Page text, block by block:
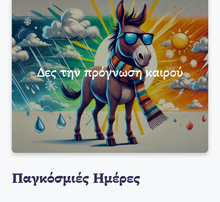
Δες την πρόγνωση καιρού
Παγκόσμιές Ημέρες